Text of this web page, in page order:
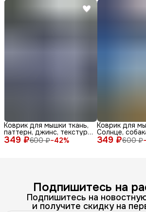
349 ₽600 ₽−42%
Коврик для мышки ткань,
паттерн, джинс, текстура,
синий, бел 349 ₽600 ₽−
Коврик для
Солнце,
очки, море,
Подпишитесь на
Подпишитесь на
и получите скидку на